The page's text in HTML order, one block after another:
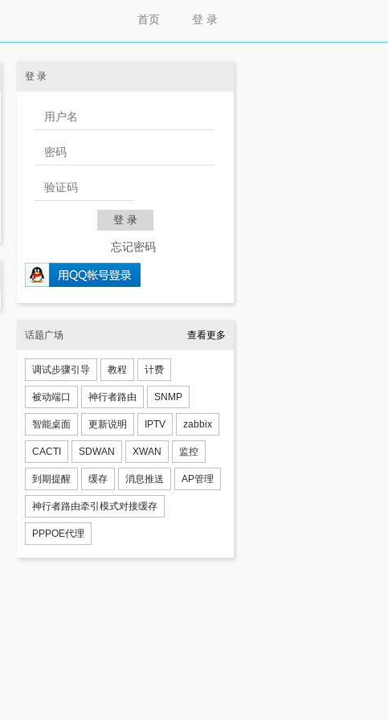
登 录
首页
登 录
忘记密码
话题广场 查看更多
调试步骤引导 教程 计费
被动端口 神行者路由 SNMP
智能桌面 更新说明 IPTV zabbix
CACTI SDWAN XWAN 监控
到期提醒 缓存 消息推送 AP管理
神行者路由牵引模式对接缓存
PPPOE代理